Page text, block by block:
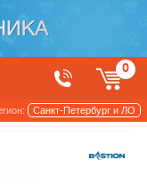
0
Санкт-Петербург и ЛО